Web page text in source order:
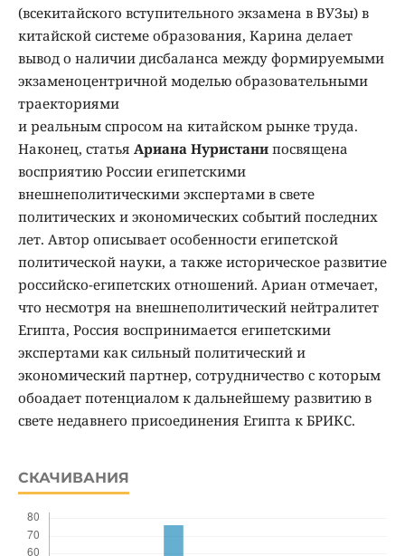
(всекитайского вступительного экзамена в ВУЗы) в
китайской системе образования, Карина делает
вывод о наличии дисбаланса между формируемыми
экзаменоцентричной моделью образовательными
траекториями
и реальным спросом на китайском рынке труда.
Наконец, статья Ариана Нуристани посвящена
восприятию России египетскими
внешнеполитическими экспертами в свете
политических и экономических событий последних
лет. Автор описывает особенности египетской
политической науки, а также историческое развитие
российско-египетских отношений. Ариан отмечает,
что несмотря на внешнеполитический нейтралитет
Египта, Россия воспринимается египетскими
экспертами как сильный политический и
экономический партнер, сотрудничество с которым
обоадает потенциалом к дальнейшему развитию в
свете недавнего присоединения Египта к БРИКС.
СКАЧИВАНИЯ